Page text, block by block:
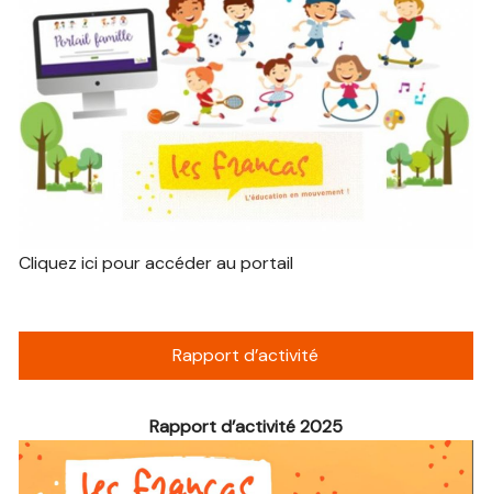
Cliquez ici pour accéder au portail
Rapport d’activité
Rapport d’activité 2025